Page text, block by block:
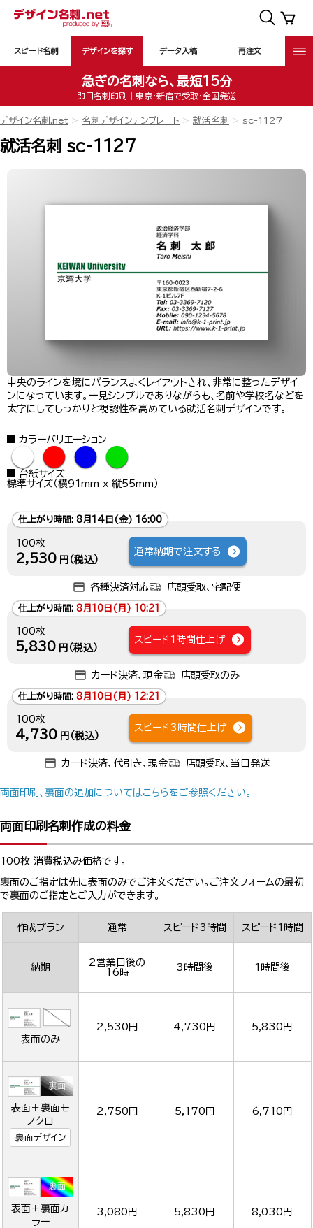
スピード名刺 デザインを探す データ入稿 再注文
急ぎの名刺なら、最短15分
即日名刺印刷｜東京・新宿で受取・全国発送
デザイン名刺.net 名刺デザインテンプレート 就活名刺 sc-1127
就活名刺 sc-1127
中央のラインを境にバランスよくレイアウトされ、非常に整ったデザイ
ンになっています。一見シンプルでありながらも、名前や学校名などを
太字にしてしっかりと視認性を高めている就活名刺デザインです。
カラーバリエーション
● ● ● ●
台紙サイズ
標準サイズ（横91mm x 縦55mm）
仕上がり時間: 8月14日(金) 16:00
100枚
2,530 円（税込）
通常納期で注文する
各種決済対応 店頭受取、宅配便
仕上がり時間: 8月10日(月) 10:21
100枚
5,830 円（税込）
スピード1時間仕上げ
カード決済、現金 店頭受取のみ
仕上がり時間: 8月10日(月) 12:21
100枚
4,730 円（税込）
スピード3時間仕上げ
カード決済、代引き、現金 店頭受取、当日発送
両面印刷、裏面の追加についてはこちらをご参照ください。
両面印刷名刺作成の料金
100枚 消費税込み価格です。
裏面のご指定は先に表面のみでご注文ください。ご注文フォームの最初
で裏面のご指定とご入力ができます。
作成プラン 通常 スピード3時間 スピード1時間
納期
2営業日後の
16時
3時間後 1時間後
表面のみ
2,530円 4,730円 5,830円
表面＋裏面モ
ノクロ
裏面デザイン
2,750円 5,170円 6,710円
表面＋裏面カ
ラー
3,080円 5,830円 8,030円